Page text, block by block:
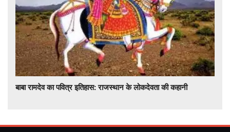
बाबा रामदेव का पवित्र इतिहास: राजस्थान के लोकदेवता की कहानी